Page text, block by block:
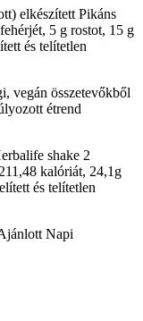
elkészített Pikáns
5 g rostot, 15 g
és telítetlen
vegán összetevőkből
étrend
shake 2
kalóriát, 24,1g
és telítetlen
Napi